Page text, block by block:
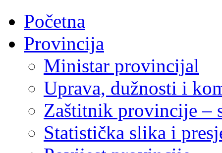
Početna
Provincija
Ministar provincijal
Uprava, dužnosti i
Zaštitnik provincije –
Statistička slika i